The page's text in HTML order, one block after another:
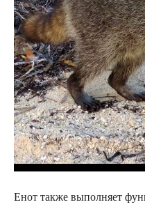
Енот также выполняет